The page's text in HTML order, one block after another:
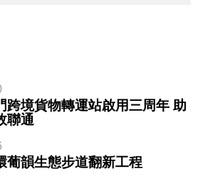
跨境貨物轉運站啟用三周年 助
聯通
葡韻生態步道翻新工程